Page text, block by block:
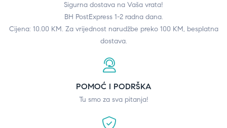
Sigurna dostava na Vaša vrata!
BH PostExpress 1-2 radna dana.
Cijena: 10.00 KM. Za vrijednost narudžbe preko 100 KM, besplatna
dostava.
POMOĆ I PODRŠKA
Tu smo za sva pitanja!